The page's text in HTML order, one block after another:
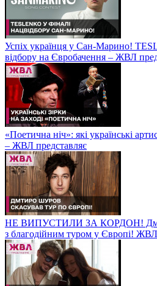
Успіх українця у Сан-Марино!
відбору на Євробачення – ЖВЛ
«Поетична ніч»: які українські
– ЖВЛ представляє
НЕ ВИПУСТИЛИ ЗА КОРДОН!
з благодійним туром у Європі! ЖВЛ